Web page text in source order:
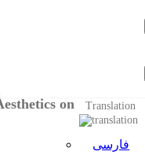
on
Translation
فارسی